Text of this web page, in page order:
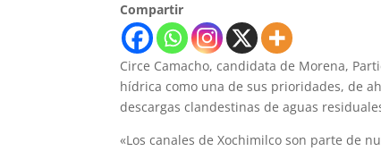
Compartir
Circe Camacho, candidata de Morena,
hídrica como una de sus prioridades, de
descargas clandestinas de aguas
«Los canales de Xochimilco son parte de